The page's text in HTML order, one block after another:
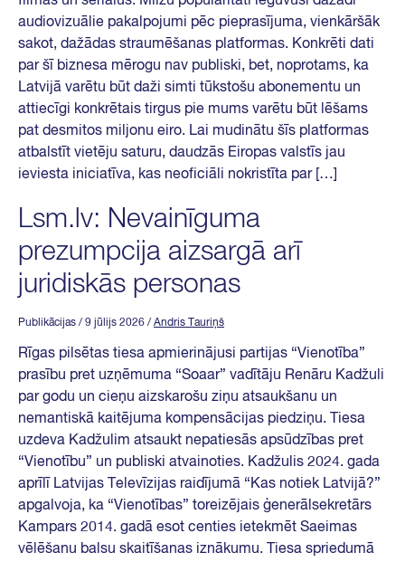
audiovizuālie pakalpojumi pēc pieprasījuma, vienkāršāk
sakot, dažādas straumēšanas platformas. Konkrēti dati
par šī biznesa mērogu nav publiski, bet, noprotams, ka
Latvijā varētu būt daži simti tūkstošu abonementu un
attiecīgi konkrētais tirgus pie mums varētu būt lēšams
pat desmitos miljonu eiro. Lai mudinātu šīs platformas
atbalstīt vietēju saturu, daudzās Eiropas valstīs jau
ieviesta iniciatīva, kas neoficiāli nokristīta par […]
Lsm.lv: Nevainīguma
prezumpcija aizsargā arī
juridiskās personas
Publikācijas / 9 jūlijs 2026 / Andris Tauriņš
Rīgas pilsētas tiesa apmierinājusi partijas “Vienotība”
prasību pret uzņēmuma “Soaar” vadītāju Renāru Kadžuli
par godu un cieņu aizskarošu ziņu atsaukšanu un
nemantiskā kaitējuma kompensācijas piedziņu. Tiesa
uzdeva Kadžulim atsaukt nepatiesās apsūdzības pret
“Vienotību” un publiski atvainoties. Kadžulis 2024. gada
aprīlī Latvijas Televīzijas raidījumā “Kas notiek Latvijā?”
apgalvoja, ka “Vienotības” toreizējais ģenerālsekretārs
Kampars 2014. gadā esot centies ietekmēt Saeimas
vēlēšanu balsu skaitīšanas iznākumu. Tiesa spriedumā